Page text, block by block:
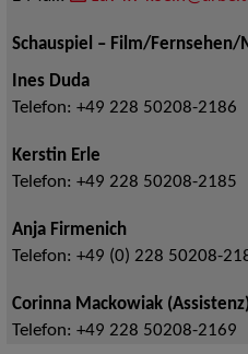
Schauspiel – Film/Fernsehen/
Ines Duda
Telefon: +49 228 50208-2186
Kerstin Erle
Telefon: +49 228 50208-2185
Anja Firmenich
Telefon: +49 (0) 228 50208-
Corinna Mackowiak
Telefon: +49 228 50208-2169